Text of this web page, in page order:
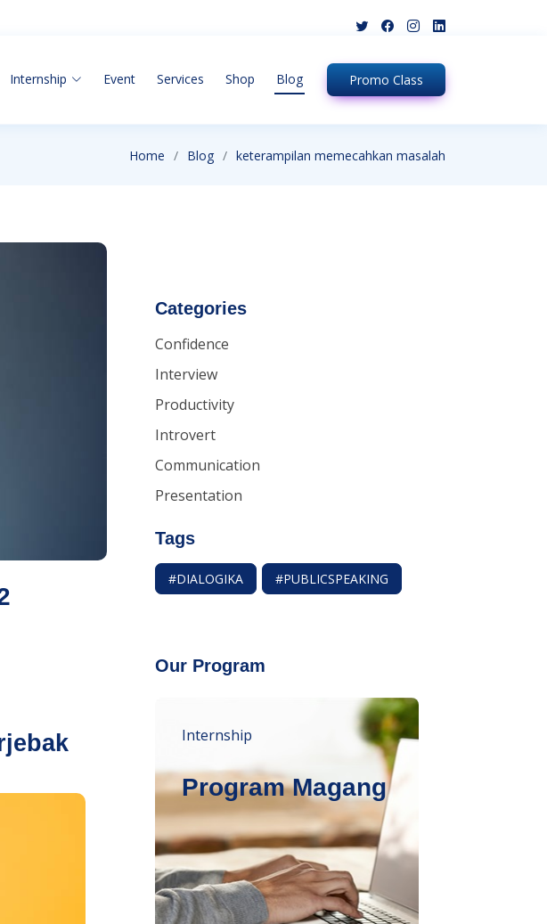
Internship Event Services Shop Blog Promo Class
Home Blog keterampilan memecahkan masalah
Categories
Confidence
Interview
Productivity
Introvert
Communication
Presentation
Tags
#DIALOGIKA #PUBLICSPEAKING
Our Program
Internship
Program Magang